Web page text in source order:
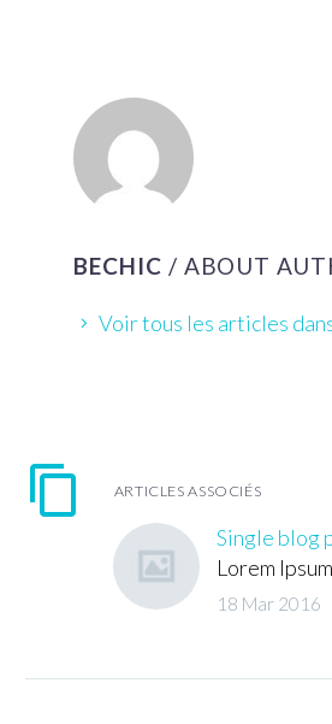
BECHIC / ABOUT
Voir tous les articles
ARTICLES ASSOCIÉS
Single blog
Lorem
gravida nibh
bibendum
18 Mar 2016